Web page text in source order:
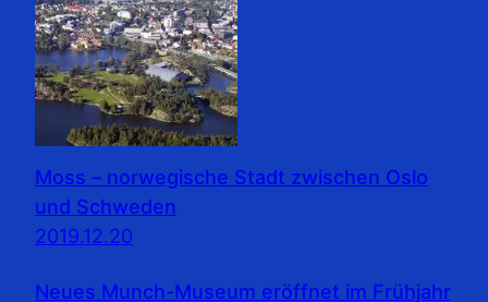
Moss – norwegische Stadt zwischen Oslo
und Schweden
2019.12.20
Neues Munch-Museum eröffnet im Frühjahr